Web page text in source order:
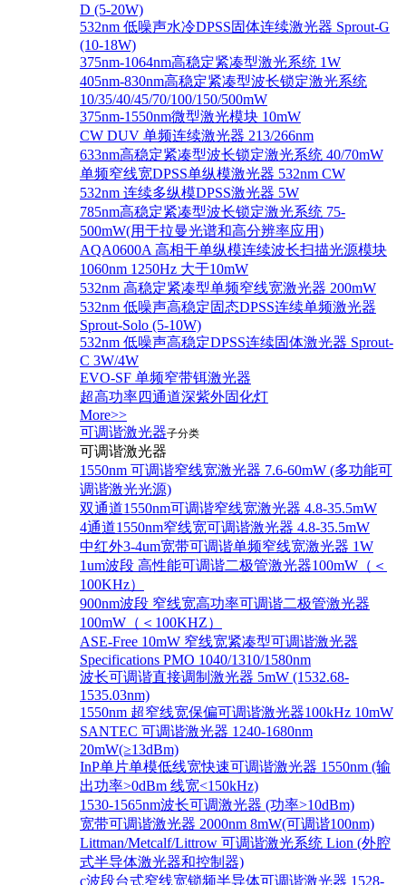
D (5-20W)
532nm 低噪声水冷DPSS固体连续激光器 Sprout-G
(10-18W)
375nm-1064nm高稳定紧凑型激光系统 1W
405nm-830nm高稳定紧凑型波长锁定激光系统
10/35/40/45/70/100/150/500mW
375nm-1550nm微型激光模块 10mW
CW DUV 单频连续激光器 213/266nm
633nm高稳定紧凑型波长锁定激光系统 40/70mW
单频窄线宽DPSS单纵模激光器 532nm CW
532nm 连续多纵模DPSS激光器 5W
785nm高稳定紧凑型波长锁定激光系统 75-
500mW(用于拉曼光谱和高分辨率应用)
AQA0600A 高相干单纵模连续波长扫描光源模块
1060nm 1250Hz 大于10mW
532nm 高稳定紧凑型单频窄线宽激光器 200mW
532nm 低噪声高稳定固态DPSS连续单频激光器
Sprout‐Solo (5-10W)
532nm 低噪声高稳定DPSS连续固体激光器 Sprout-
C 3W/4W
EVO-SF 单频窄带铒激光器
超高功率四通道深紫外固化灯
More>>
可调谐激光器子分类
可调谐激光器
1550nm 可调谐窄线宽激光器 7.6-60mW (多功能可
调谐激光光源)
双通道1550nm可调谐窄线宽激光器 4.8-35.5mW
4通道1550nm窄线宽可调谐激光器 4.8-35.5mW
中红外3-4um宽带可调谐单频窄线宽激光器 1W
1um波段 高性能可调谐二极管激光器100mW（＜
100KHz）
900nm波段 窄线宽高功率可调谐二极管激光器
100mW（＜100KHZ）
ASE-Free 10mW 窄线宽紧凑型可调谐激光器
Specifications PMO 1040/1310/1580nm
波长可调谐直接调制激光器 5mW (1532.68-
1535.03nm)
1550nm 超窄线宽保偏可调谐激光器100kHz 10mW
SANTEC 可调谐激光器 1240-1680nm
20mW(≥13dBm)
InP单片单模低线宽快速可调谐激光器 1550nm (输
出功率>0dBm 线宽<150kHz)
1530-1565nm波长可调激光器 (功率>10dBm)
宽带可调谐激光器 2000nm 8mW(可调谐100nm)
Littman/Metcalf/Littrow 可调谐激光系统 Lion (外腔
式半导体激光器和控制器)
c波段台式窄线宽锁频半导体可调谐激光器 1528-